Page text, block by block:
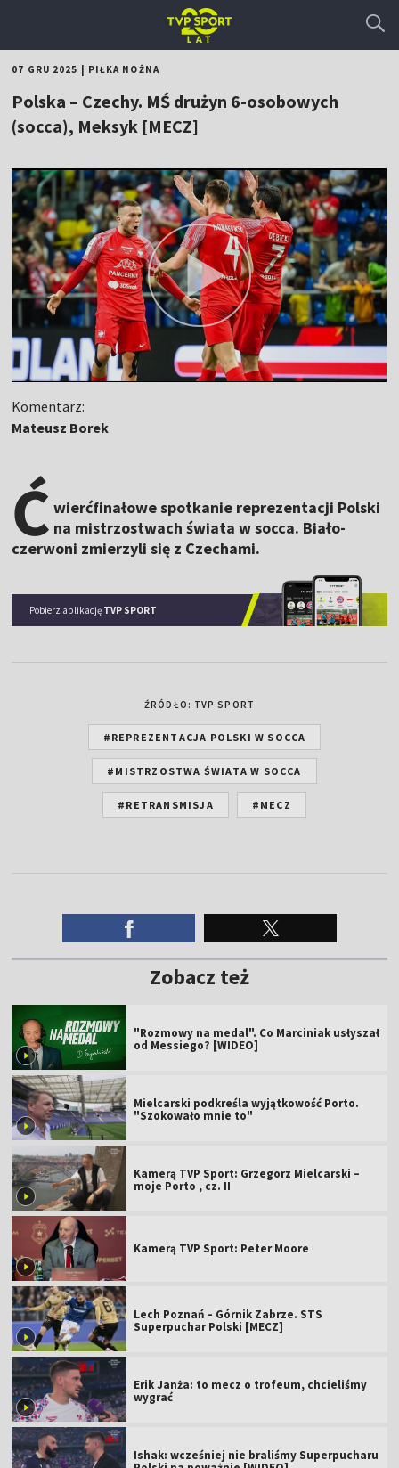
07 GRU 2025 PIŁKA NOŻNA
Polska – Czechy. MŚ drużyn 6-osobowych
(socca), Meksyk [MECZ]
Komentarz:
Mateusz Borek
Ć wierćfinałowe spotkanie reprezentacji Polski
na mistrzostwach świata w socca. Biało-
czerwoni zmierzyli się z Czechami.
Pobierz aplikację TVP SPORT
ŹRÓDŁO: TVP SPORT
#REPREZENTACJA POLSKI W SOCCA
#MISTRZOSTWA ŚWIATA W SOCCA
#RETRANSMISJA #MECZ
Zobacz też
"Rozmowy na medal". Co Marciniak usłyszał
od Messiego? [WIDEO]
Mielcarski podkreśla wyjątkowość Porto.
"Szokowało mnie to"
Kamerą TVP Sport: Grzegorz Mielcarski –
moje Porto , cz. II
Kamerą TVP Sport: Peter Moore
Lech Poznań – Górnik Zabrze. STS
Superpuchar Polski [MECZ]
Erik Janża: to mecz o trofeum, chcieliśmy
wygrać
Ishak: wcześniej nie braliśmy Superpucharu